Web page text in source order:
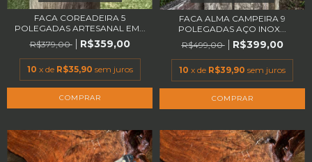
FACA COREADEIRA 5
POLEGADAS ARTESANAL EM...
R$379,00
R$359,00
10 x de R$35,90 sem juros
FACA ALMA CAMPEIRA 9
POLEGADAS AÇO INOX...
R$499,00
R$399,00
10 x de R$39,90 sem juros